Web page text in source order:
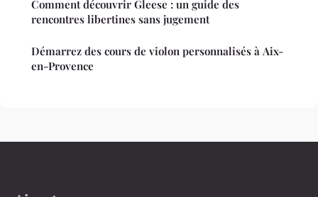
Comment découvrir Gleese : un guide des
rencontres libertines sans jugement
Démarrez des cours de violon personnalisés à Aix-
en-Provence